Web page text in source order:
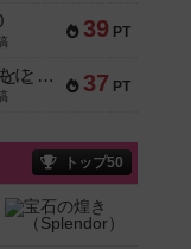
39 PT
37 PT
フリップ７：復讐心とともに
トップ50